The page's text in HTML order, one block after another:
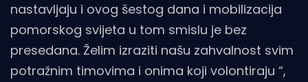
nastavljaju i ovog šestog dana i mobilizacija
pomorskog svijeta u tom smislu je bez
presedana. Želim izraziti našu zahvalnost svim
potražnim timovima i onima koji volontiraju “,